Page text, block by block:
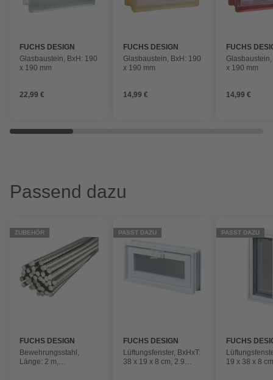
FUCHS DESIGN
Glasbaustein, BxH: 190
x 190 mm
22,99 €
FUCHS DESIGN
Glasbaustein, BxH: 190
x 190 mm
14,99 €
FUCHS
x 190 mm
14,99 €
Passend dazu
ZUBEHÖR
FUCHS DESIGN
Bewehrungsstahl,
Länge: 2 m,
PASST DAZU
FUCHS DESIGN
Lüftungsfenster, BxHxT:
38 x 19 x 8 cm, 2.9
PASST DAZU
FUCHS
19 x 38 x 8